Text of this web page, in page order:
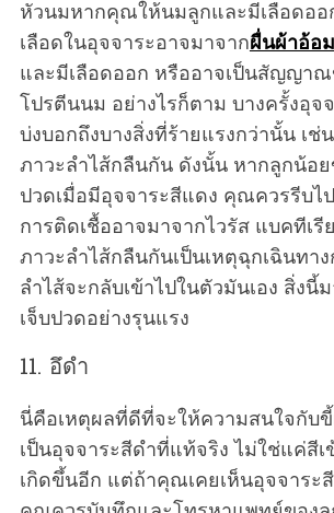
หัวนมหากคุณให้นมลูกและมีเลือดออ
เลือดในอุจจาระอาจมาจากผื่นผ้าอ้อม
และมีเลือดออก หรืออาจเป็นสัญญา
โปรตีนนม อย่างไรก็ตาม บางครั้งอุจ
บ่งบอกถึงบางสิ่งที่ร้ายแรงกว่านั้น เช่
ภาวะลำไส้กลืนกัน ดังนั้น หากลูกน้อ
ปวดเมื่อมีอุจจาระสีแดง คุณควรรีบ
การติดเชื้ออาจมาจากไวรัส แบคทีเรี
ภาวะลำไส้กลืนกันเป็นเหตุฉุกเฉินทา
ลำไส้จะกลับเข้าไปในตัวมันเอง สิ่งนี้
เจ็บปวดอย่างรุนแรง
11. อึดำ
นี่คือเหตุผลที่ดีที่จะให้ความสนใจกับขี้
เป็นอุจจาระสีดำที่แท้จริง ไม่ใช่แค่สี
เกิดขึ้นอีก แต่ถ้าคุณเคยเห็นอุจจาระ